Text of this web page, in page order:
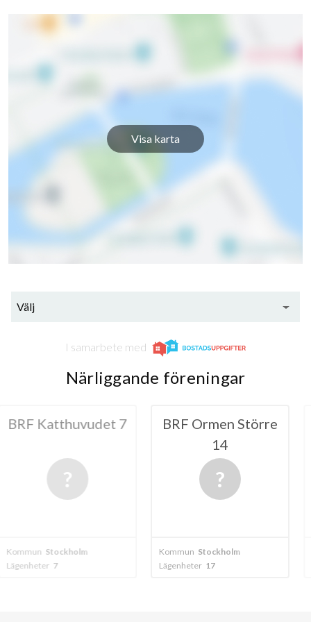
Visa karta
Välj
I samarbete med
Närliggande föreningar
7
BRF Ormen Större
Stockholm
BRF